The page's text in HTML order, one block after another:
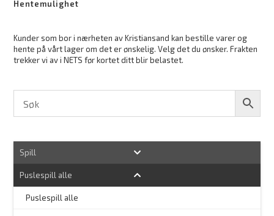
Hentemulighet
Kunder som bor i nærheten av Kristiansand kan bestille varer og
hente på vårt lager om det er ønskelig. Velg det du ønsker. Frakten
trekker vi av i NETS før kortet ditt blir belastet.
Spill
Puslespill alle
Puslespill alle